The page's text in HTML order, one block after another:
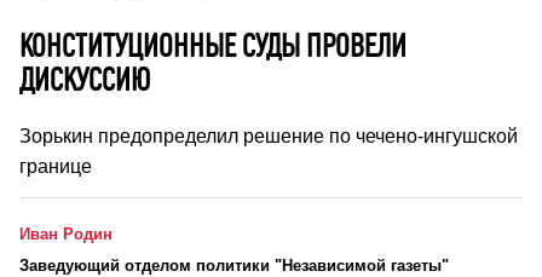
КОНСТИТУЦИОННЫЕ СУДЫ ПРОВЕЛИ
ДИСКУССИЮ
Зорькин предопределил решение по чечено-ингушской
границе
Иван Родин
Заведующий отделом политики "Независимой газеты"